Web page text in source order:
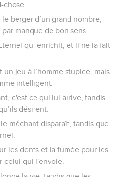
chose.
berger d’un grand nombre,
manque de bon sens.
qui enrichit, et il ne la fait
un jeu à l’homme stupide, mais
intelligent.
c'est ce qui lui arrive, tandis
désirent.
méchant disparaît, tandis que
les dents et la fumée pour les
celui qui l'envoie.